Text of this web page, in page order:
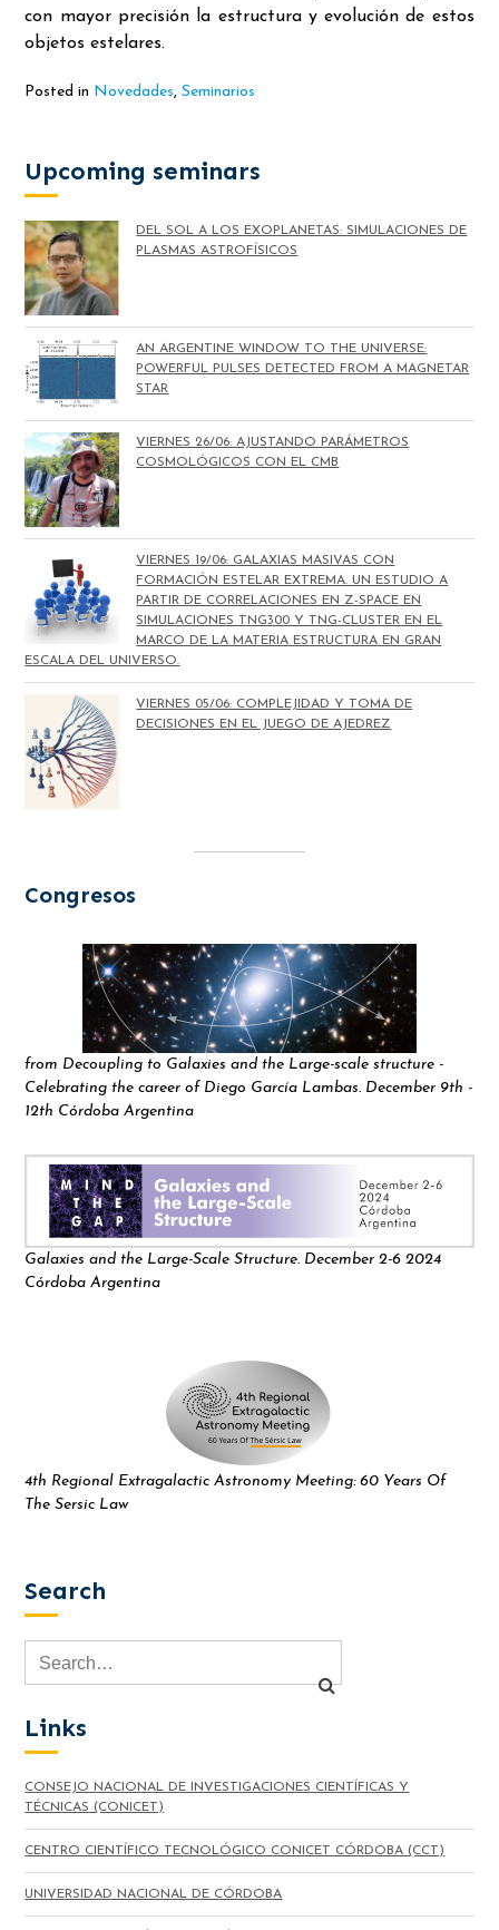
con mayor precisión la estructura y evolución de estos
objetos estelares.
Posted in Novedades,Seminarios
Upcoming seminars
DEL SOL A LOS EXOPLANETAS: SIMULACIONES DE
PLASMAS ASTROFÍSICOS
AN ARGENTINE WINDOW TO THE UNIVERSE:
POWERFUL PULSES DETECTED FROM A MAGNETAR
STAR
VIERNES 26/06: AJUSTANDO PARÁMETROS
COSMOLÓGICOS CON EL CMB
VIERNES 19/06: GALAXIAS MASIVAS CON
FORMACIÓN ESTELAR EXTREMA. UN ESTUDIO A
PARTIR DE CORRELACIONES EN Z-SPACE EN
SIMULACIONES TNG300 Y TNG-CLUSTER EN EL
MARCO DE LA MATERIA ESTRUCTURA EN GRAN
ESCALA DEL UNIVERSO.
VIERNES 05/06: COMPLEJIDAD Y TOMA DE
DECISIONES EN EL JUEGO DE AJEDREZ
Congresos
from Decoupling to Galaxies and the Large-scale structure -
Celebrating the career of Diego García Lambas. December 9th -
12th Córdoba Argentina
Galaxies and the Large-Scale Structure. December 2-6 2024
Córdoba Argentina
4th Regional Extragalactic Astronomy Meeting: 60 Years Of
The Sersic Law
Search
Links
CONSEJO NACIONAL DE INVESTIGACIONES CIENTÍFICAS Y
TÉCNICAS (CONICET)
CENTRO CIENTÍFICO TECNOLÓGICO CONICET CÓRDOBA (CCT)
UNIVERSIDAD NACIONAL DE CÓRDOBA